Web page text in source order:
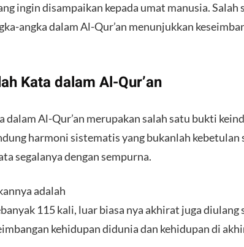
ingin disampaikan kepada umat manusia. Salah
angka dalam Al-Qur’an menunjukkan
Kata dalam Al-Qur’an
dalam Al-Qur’an merupakan salah satu bukti
harmoni sistematis yang bukanlah
segalanya dengan sempurna.
adalah
115 kali, luar biasa nya akhirat juga diulang
kehidupan didunia dan kehidupan di